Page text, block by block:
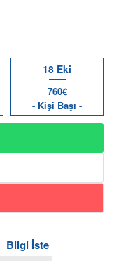
18 Eki
760€
- Kişi Başı -
Bilgi İste